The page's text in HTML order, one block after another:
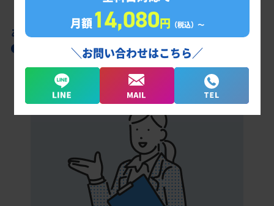
あなただけの学習計画だから成果が出る！
厚木王子高校合格に向けた受験対策カリキュ
ラム
月額14,080円 （税込）〜
＼お問い合わせはこちら／